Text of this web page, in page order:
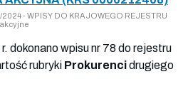
- WPISY DO KRAJOWEGO REJESTRU
dokonano wpisu nr 78 do rejestru
rubryki Prokurencidrugiego